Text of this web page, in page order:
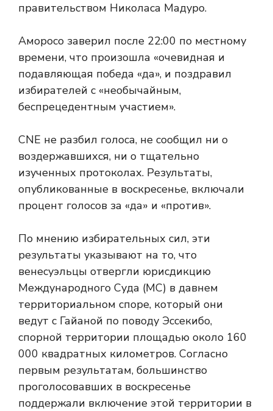
правительством Николаса Мадуро.
Аморосо заверил после 22:00 по местному
времени, что произошла «очевидная и
подавляющая победа «да», и поздравил
избирателей с «необычайным,
беспрецедентным участием».
CNE не разбил голоса, не сообщил ни о
воздержавшихся, ни о тщательно
изученных протоколах. Результаты,
опубликованные в воскресенье, включали
процент голосов за «да» и «против».
По мнению избирательных сил, эти
результаты указывают на то, что
венесуэльцы отвергли юрисдикцию
Международного Суда (МС) в давнем
территориальном споре, который они
ведут с Гайаной по поводу Эссекибо,
спорной территории площадью около 160
000 квадратных километров. Согласно
первым результатам, большинство
проголосовавших в воскресенье
поддержали включение этой территории в